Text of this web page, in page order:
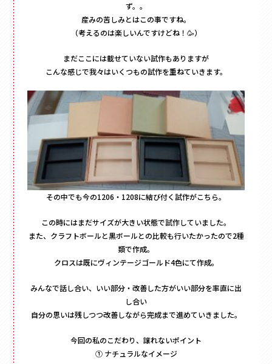
ず。。
産みの苦しみとはこの事ですね。
（考えるのは楽しいんですけどね！🥳）
まだここには載せていない試作もありますが
こんな感じで我々はいくつもの試作を重ねていきます。
その中でも今の1206・1208に結び付く試作がこちら。
この時にはまだサイズが大きい状態で試作していました。
また、クラフトボールと黒ボールとの比較も行いたかったので2種
類で作成。
クロスは既にヴィンテージゴールド4色にて作成。
みんなで話し合い、いい部分・改善した方がいい部分を率直に出
し合い
自分の思いは残しつつ改善しながら完成まで進めていきました。
今回の私のこだわり、譲れないポイント
① ナチュラルなイメージ